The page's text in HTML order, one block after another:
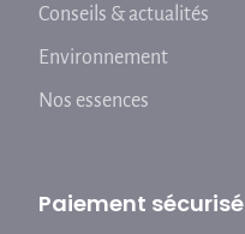
Conseils & actualités
Environnement
Nos essences
Paiement sécurisé